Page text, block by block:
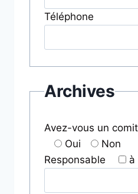
Téléphone
Archives
Avez-vous un
Oui
Non
Responsable
à